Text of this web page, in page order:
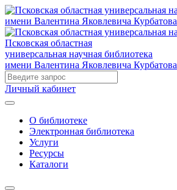
Псковская областная
универсальная научная библиотека
имени Валентина Яковлевича Курбатова
Личный кабинет
О библиотеке
Электронная библиотека
Услуги
Ресурсы
Каталоги